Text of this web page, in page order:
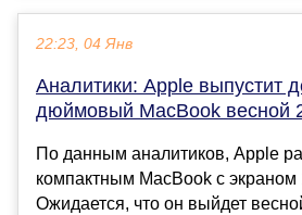
22:23, 04 Янв
Аналитики: Apple выпустит
дюймовый MacBook весной
По данным аналитиков, Apple
компактным MacBook с
Ожидается, что он выйдет